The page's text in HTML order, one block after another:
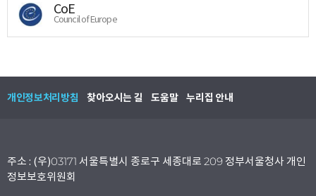
CoE
Council of Europe
개인정보처리방침 찾아오시는 길 도움말 누리집 안내
주소 : (우)03171 서울특별시 종로구 세종대로 209 정부서울청사 개인
정보보호위원회